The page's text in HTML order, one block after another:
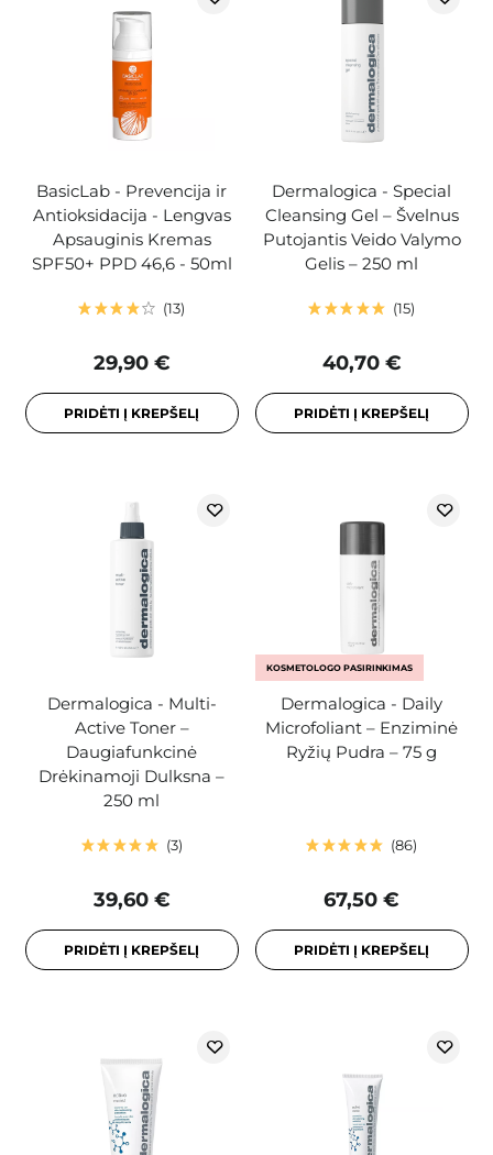
BasicLab - Prevencija ir
Antioksidacija - Lengvas
Apsauginis Kremas
SPF50+ PPD 46,6 - 50ml
13
29,90 €
PRIDĖTI Į KREPŠELĮ
Dermalogica - Special
Cleansing Gel – Švelnus
Putojantis Veido Valymo
Gelis – 250 ml
15
40,70 €
PRIDĖTI Į KREPŠELĮ
Dermalogica - Multi-
Active Toner –
Daugiafunkcinė
Drėkinamoji Dulksna –
250 ml
3
39,60 €
PRIDĖTI Į KREPŠELĮ
KOSMETOLOGO PASIRINKIMAS
Dermalogica - Daily
Microfoliant – Enziminė
Ryžių Pudra – 75 g
86
67,50 €
PRIDĖTI Į KREPŠELĮ